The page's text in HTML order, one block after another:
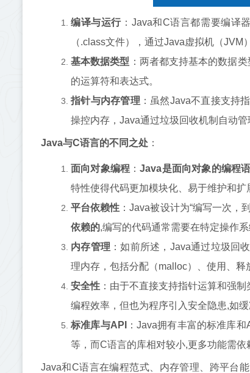
编译与运行：Java和C语言都需要编译
（.class文件），通过Java虚拟机（JVM
基本数据类型 ：两者都支持基本的数据
的运算符和表达式。
指针与内存管理 ：虽然Java不直接支持
操控内存，Java通过垃圾回收机制自动管
Java与C语言的不同之处 ：
面向对象编程 ：Java是面向对象的编程
特性使得代码更加模块化、易于维护和扩
平台依赖性 ：Java被设计为“编写一次，
依赖的,编写的代码通常需要在特定操作
内存管理 ：如前所述，Java通过垃圾回
理内存，包括分配（malloc）、使用、释
安全性 ：由于不直接支持指针运算和强
编程效率，但也为程序引入安全隐患,如缓
标准库与API
：Java拥有丰富的标准库
等，而C语言的库相对较小,更多功能需依
Java和C语言在编程范式、内存管理、跨平台